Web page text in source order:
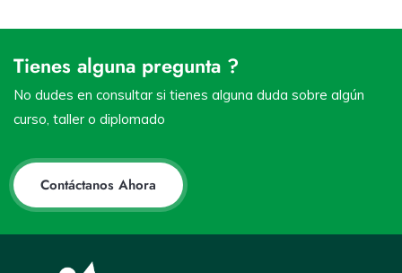
Tienes alguna pregunta ?
No dudes en consultar si tienes alguna duda sobre algún
curso, taller o diplomado
Contáctanos Ahora